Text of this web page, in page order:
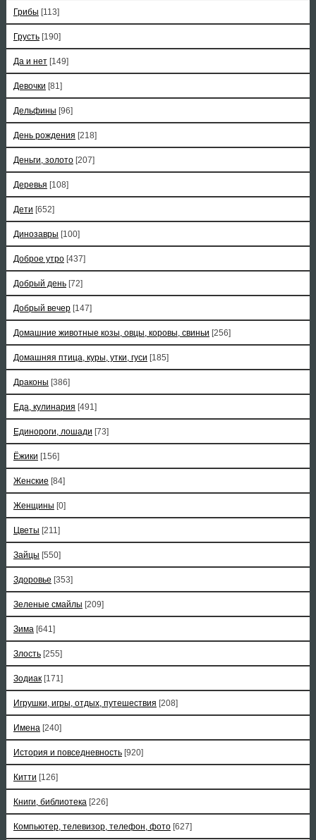
Грибы [113]
Грусть [190]
Да и нет [149]
Девочки [81]
Дельфины [96]
День рождения [218]
Деньги, золото [207]
Деревья [108]
Дети [652]
Динозавры [100]
Доброе утро [437]
Добрый день [72]
Добрый вечер [147]
Домашние животные козы, овцы, коровы, свиньи [256]
Домашняя птица, куры, утки, гуси [185]
Драконы [386]
Еда, кулинария [491]
Единороги, лошади [73]
Ёжики [156]
Женские [84]
Женщины [0]
Цветы [211]
Зайцы [550]
Здоровье [353]
Зеленые смайлы [209]
Зима [641]
Злость [255]
Зодиак [171]
Игрушки, игры, отдых, путешествия [208]
Имена [240]
История и повседневность [920]
Китти [126]
Книги, библиотека [226]
Компьютер, телевизор, телефон, фото [627]